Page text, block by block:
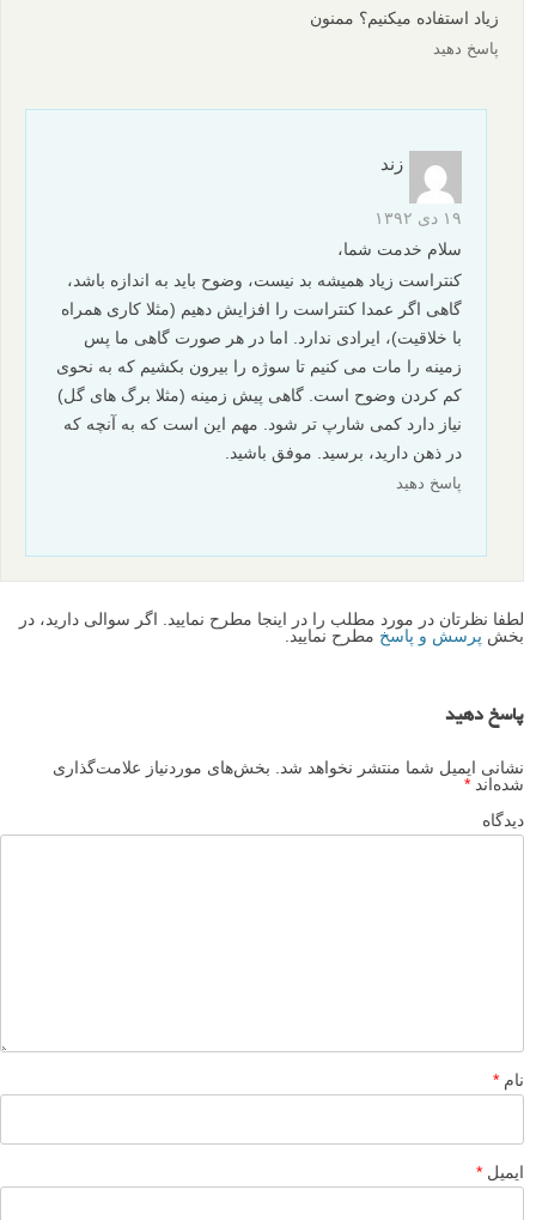
زیاد استفاده میکنیم؟ ممنون
پاسخ دهید
زند
۱۹ دی ۱۳۹۲
سلام خدمت شما،
کنتراست زیاد همیشه بد نیست، وضوح باید به اندازه باشد،
گاهی اگر عمدا کنتراست را افزایش دهیم (مثلا کاری همراه
با خلاقیت)، ایرادی ندارد. اما در هر صورت گاهی ما پس
زمینه را مات می کنیم تا سوژه را بیرون بکشیم که به نحوی
کم کردن وضوح است. گاهی پیش زمینه (مثلا برگ های گل)
نیاز دارد کمی شارپ تر شود. مهم این است که به آنچه که
در ذهن دارید، برسید. موفق باشید.
پاسخ دهید
لطفا نظرتان در مورد مطلب را در اینجا مطرح نمایید. اگر سوالی دارید، در
بخش پرسش و پاسخ مطرح نمایید.
پاسخ دهید
نشانی ایمیل شما منتشر نخواهد شد.
بخش‌های موردنیاز علامت‌گذاری
شده‌اند *
دیدگاه
نام *
ایمیل *